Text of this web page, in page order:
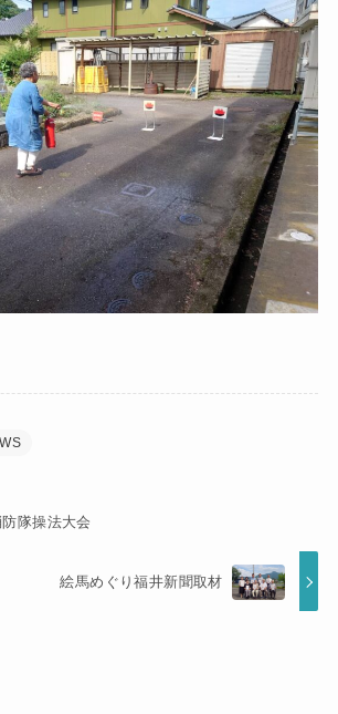
隊操法大会
絵馬めぐり福井新聞取材